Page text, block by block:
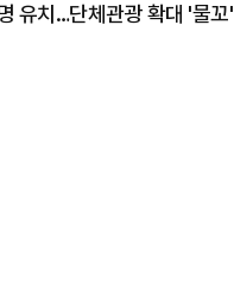
유치…단체관광 확대 '물꼬'